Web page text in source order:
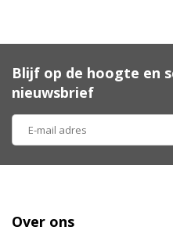
Blijf op de hoogte en
nieuwsbrief
Over ons